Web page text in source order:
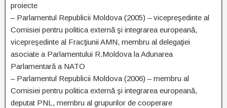
proiecte
– Parlamentul Republicii Moldova (2005) – vicepreşedinte al
Comisiei pentru politica externă şi integrarea europeană,
vicepreşedinte al Fracţiunii AMN, membru al delegaţiei
asociate a Parlamentului R.Moldova la Adunarea
Parlamentară a NATO
– Parlamentul Republicii Moldova (2006) – membru al
Comisiei pentru politica externă şi integrarea europeană,
deputat PNL, membru al grupurilor de cooperare